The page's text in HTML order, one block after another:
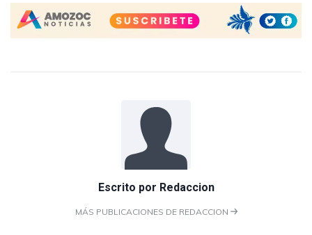
Escrito por Redaccion
MÁS PUBLICACIONES DE REDACCION